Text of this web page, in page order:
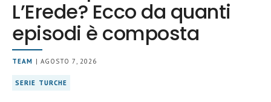
L’Erede? Ecco da quanti
episodi è composta
TEAM | AGOSTO 7, 2026
SERIE TURCHE